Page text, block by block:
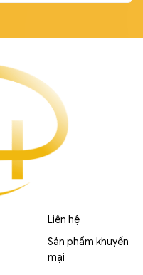
Liên hệ
Sản phẩm khuyến
mại